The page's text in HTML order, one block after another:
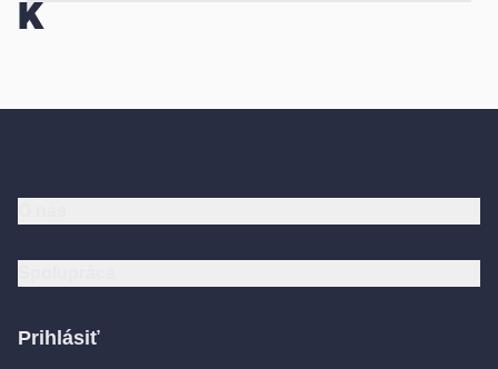
Prihlásiť